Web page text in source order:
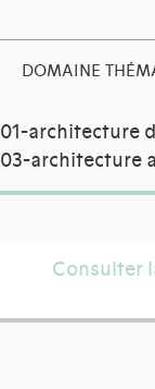
DOMAINE
01-architecture
03-architecture
Consulter